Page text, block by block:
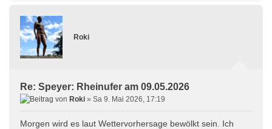
Roki
Re: Speyer: Rheinufer am 09.05.2026
von Roki » Sa 9. Mai 2026, 17:19
Morgen wird es laut Wettervorhersage bewölkt sein. Ich